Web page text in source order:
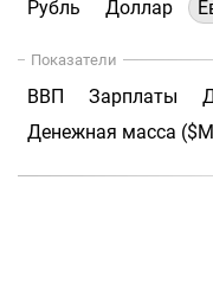
Рубль Доллар
Показатели
ВВП Зарплаты
Денежная масса